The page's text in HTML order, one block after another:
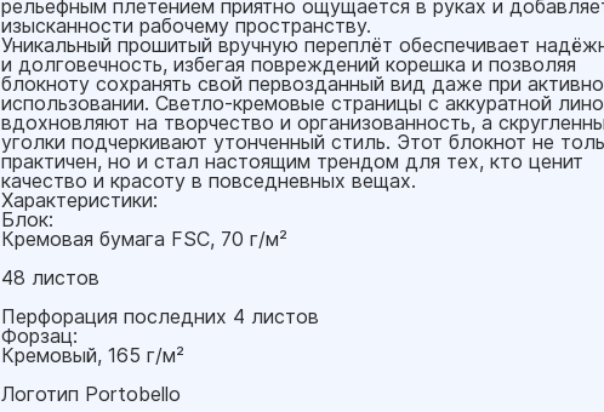
рельефным плетением приятно ощущается в руках и
изысканности рабочему пространству.
Уникальный прошитый вручную переплёт обеспечивает
и долговечность, избегая повреждений корешка и позволяя
блокноту сохранять свой первозданный вид даже при
использовании. Светло-кремовые страницы с аккуратной
вдохновляют на творчество и организованность, а
уголки подчеркивают утонченный стиль. Этот блокнот не
практичен, но и стал настоящим трендом для тех, кто ценит
качество и красоту в повседневных вещах.
Характеристики:
Блок:
Кремовая бумага FSC, 70 г/м²
48 листов
Перфорация последних 4 листов
Форзац:
Кремовый, 165 г/м²
Логотип Portobello